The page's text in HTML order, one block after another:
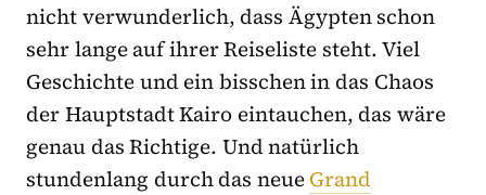
nicht verwunderlich, dass Ägypten schon
sehr lange auf ihrer Reiseliste steht. Viel
Geschichte und ein bisschen in das Chaos
der Hauptstadt Kairo eintauchen, das wäre
genau das Richtige. Und natürlich
stundenlang durch das neueGrand